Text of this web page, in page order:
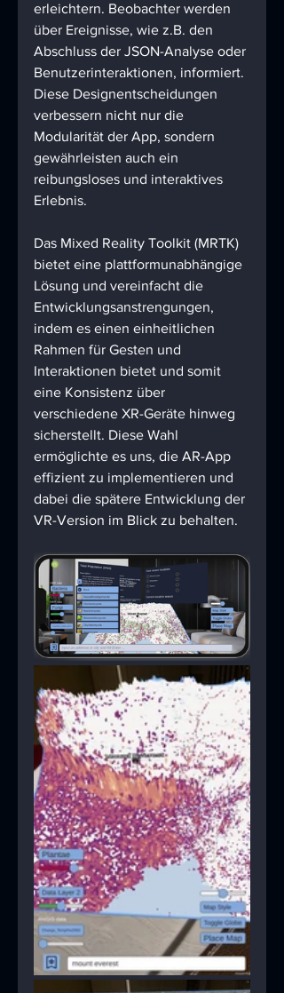
erleichtern. Beobachter werden
über Ereignisse, wie z.B. den
Abschluss der JSON-Analyse oder
Benutzerinteraktionen, informiert.
Diese Designentscheidungen
verbessern nicht nur die
Modularität der App, sondern
gewährleisten auch ein
reibungsloses und interaktives
Erlebnis.
Das Mixed Reality Toolkit (MRTK)
bietet eine plattformunabhängige
Lösung und vereinfacht die
Entwicklungsanstrengungen,
indem es einen einheitlichen
Rahmen für Gesten und
Interaktionen bietet und somit
eine Konsistenz über
verschiedene XR-Geräte hinweg
sicherstellt. Diese Wahl
ermöglichte es uns, die AR-App
effizient zu implementieren und
dabei die spätere Entwicklung der
VR-Version im Blick zu behalten.